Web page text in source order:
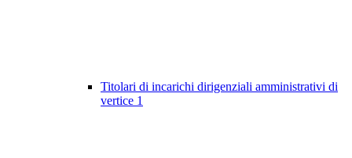
Titolari di incarichi dirigenziali amministrativi di
vertice 1